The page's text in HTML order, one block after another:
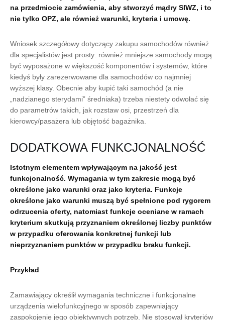
na przedmiocie zamówienia, aby stworzyć mądry SIWZ, i to
nie tylko OPZ, ale również warunki, kryteria i umowę.
Wniosek szczegółowy dotyczący zakupu samochodów również
dla specjalistów jest prosty: również mniejsze samochody mogą
być wyposażone w większość komponentów i systemów, które
kiedyś były zarezerwowane dla samochodów co najmniej
wyższej klasy. Obecnie aby kupić taki samochód (a nie
„nadzianego sterydami” średniaka) trzeba niestety odwołać się
do parametrów takich, jak rozstaw osi, przestrzeń dla
kierowcy/pasażera lub objętość bagażnika.
DODATKOWA FUNKCJONALNOŚĆ
Istotnym elementem wpływającym na jakość jest
funkcjonalność. Wymagania w tym zakresie mogą być
określone jako warunki oraz jako kryteria. Funkcje
określone jako warunki muszą być spełnione pod rygorem
odrzucenia oferty, natomiast funkcje oceniane w ramach
kryterium skutkują przyznaniem określonej liczby punktów
w przypadku oferowania konkretnej funkcji lub
nieprzyznaniem punktów w przypadku braku funkcji.
Przykład
Zamawiający określił wymagania techniczne i funkcjonalne
urządzenia wielofunkcyjnego w sposób zapewniający
zaspokojenie jego obiektywnych potrzeb. Nie stosował kryteriów